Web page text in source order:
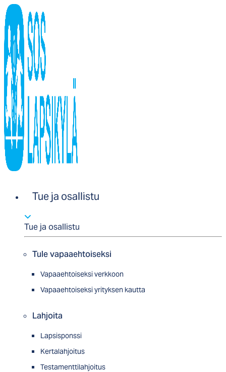
Tue ja osallistu
Tue ja osallistu
Tule vapaaehtoiseksi
Vapaaehtoiseksi verkkoon
Vapaaehtoiseksi yrityksen kautta
Lahjoita
Lapsisponssi
Kertalahjoitus
Testamenttilahjoitus